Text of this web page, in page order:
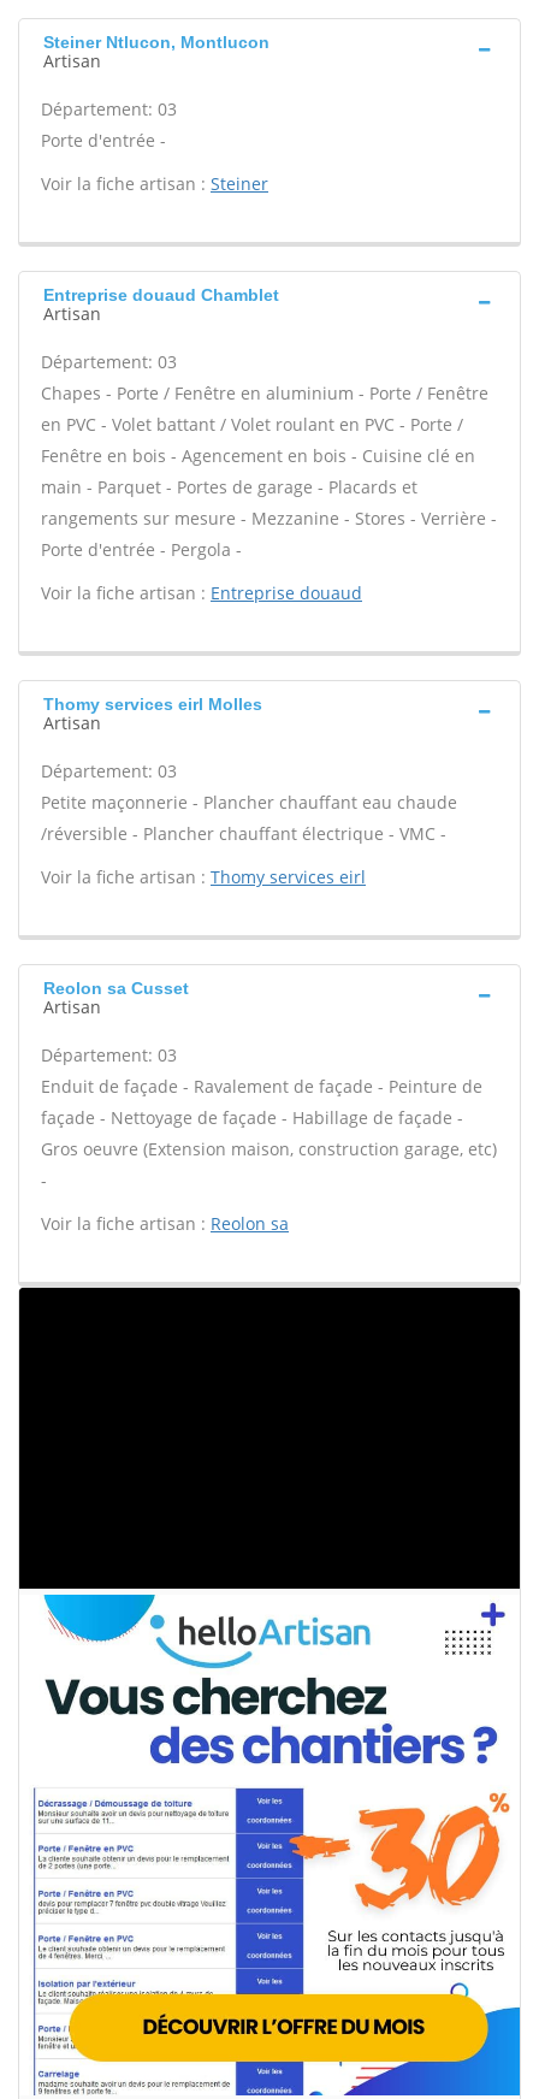
Steiner Ntlucon, Montlucon
Artisan
Département: 03
Porte d'entrée -
Voir la fiche artisan : Steiner
Entreprise douaud Chamblet
Artisan
Département: 03
Chapes - Porte / Fenêtre en aluminium - Porte / Fenêtre
en PVC - Volet battant / Volet roulant en PVC - Porte /
Fenêtre en bois - Agencement en bois - Cuisine clé en
main - Parquet - Portes de garage - Placards et
rangements sur mesure - Mezzanine - Stores - Verrière -
Porte d'entrée - Pergola -
Voir la fiche artisan : Entreprise douaud
Thomy services eirl Molles
Artisan
Département: 03
Petite maçonnerie - Plancher chauffant eau chaude
/réversible - Plancher chauffant électrique - VMC -
Voir la fiche artisan : Thomy services eirl
Reolon sa Cusset
Artisan
Département: 03
Enduit de façade - Ravalement de façade - Peinture de
façade - Nettoyage de façade - Habillage de façade -
Gros oeuvre (Extension maison, construction garage, etc)
-
Voir la fiche artisan : Reolon sa